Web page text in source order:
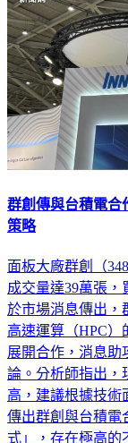
群創傳與台積電合
面板大廠群創（
成交量達39萬張，
於市場消息傳出，
高速運算（HPC）
展開合作，消息助
論。分析師指出，
高，建議根據技術
傳出群創與台積電